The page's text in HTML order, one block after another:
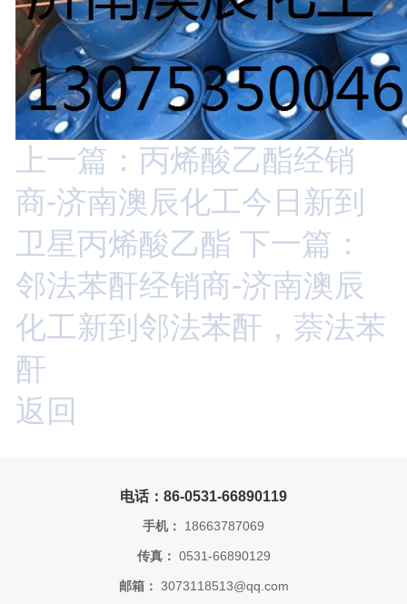
上一篇：丙烯酸乙酯经销
商-济南澳辰化工今日新到
卫星丙烯酸乙酯 下一篇：
邻法苯酐经销商-济南澳辰
化工新到邻法苯酐，萘法苯
酐
返回
电话：86-0531-66890119
手机： 18663787069
传真： 0531-66890129
邮箱： 3073118513@qq.com